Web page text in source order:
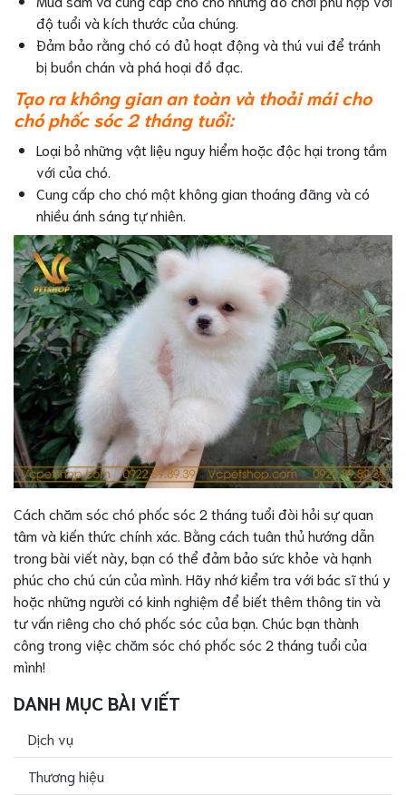
độ tuổi và kích thước của chúng.
Đảm bảo rằng chó có đủ hoạt động và thú vui để tránh
bị buồn chán và phá hoại đồ đạc.
Tạo ra không gian an toàn và thoải mái cho
chó phốc sóc 2 tháng tuổi:
Loại bỏ những vật liệu nguy hiểm hoặc độc hại trong tầm
với của chó.
Cung cấp cho chó một không gian thoáng đãng và có
nhiều ánh sáng tự nhiên.
Cách chăm sóc chó phốc sóc 2 tháng tuổi đòi hỏi sự quan
tâm và kiến thức chính xác. Bằng cách tuân thủ hướng dẫn
trong bài viết này, bạn có thể đảm bảo sức khỏe và hạnh
phúc cho chú cún của mình. Hãy nhớ kiểm tra với bác sĩ thú y
hoặc những người có kinh nghiệm để biết thêm thông tin và
tư vấn riêng cho chó phốc sóc của bạn. Chúc bạn thành
công trong việc chăm sóc chó phốc sóc 2 tháng tuổi của
mình!
DANH MỤC BÀI VIẾT
Dịch vụ
Thương hiệu